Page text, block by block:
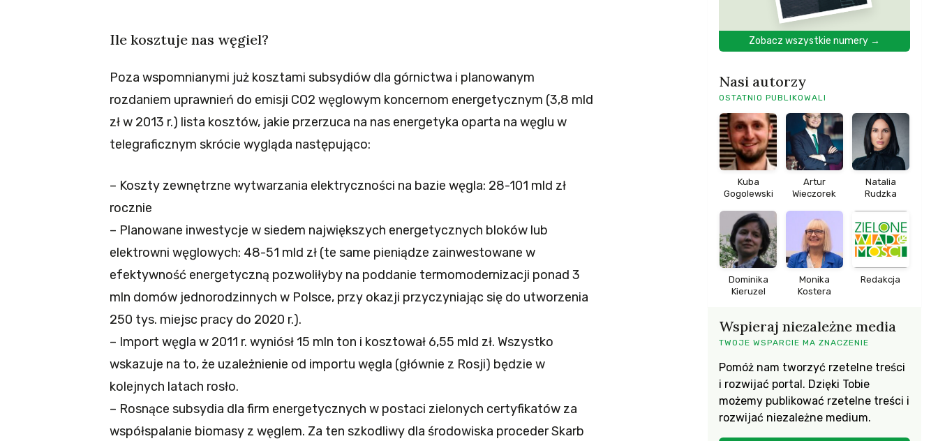
Ile kosztuje nas węgiel?
Poza wspomnianymi już kosztami subsydiów dla górnictwa i planowanym
rozdaniem uprawnień do emisji CO2 węglowym koncernom energetycznym (3,8 mld
zł w 2013 r.) lista kosztów, jakie przerzuca na nas energetyka oparta na węglu w
telegraficznym skrócie wygląda następująco:
– Koszty zewnętrzne wytwarzania elektryczności na bazie węgla: 28-101 mld zł
rocznie
– Planowane inwestycje w siedem największych energetycznych bloków lub
elektrowni węglowych: 48-51 mld zł (te same pieniądze zainwestowane w
efektywność energetyczną pozwoliłyby na poddanie termomodernizacji ponad 3
mln domów jednorodzinnych w Polsce, przy okazji przyczyniając się do utworzenia
250 tys. miejsc pracy do 2020 r.).
– Import węgla w 2011 r. wyniósł 15 mln ton i kosztował 6,55 mld zł. Wszystko
wskazuje na to, że uzależnienie od importu węgla (głównie z Rosji) będzie w
kolejnych latach rosło.
– Rosnące subsydia dla firm energetycznych w postaci zielonych certyfikatów za
współspalanie biomasy z węglem. Za ten szkodliwy dla środowiska proceder Skarb
Zobacz wszystkie numery →
Nasi autorzy
OSTATNIO PUBLIKOWALI
Kuba
Gogolewski
Artur
Wieczorek
Natalia
Rudzka
Dominika
Kieruzel
Monika
Kostera
Redakcja
Wspieraj niezależne media
TWOJE WSPARCIE MA ZNACZENIE
Pomóż nam tworzyć rzetelne treści
i rozwijać portal. Dzięki Tobie
możemy publikować rzetelne treści i
rozwijać niezależne medium.